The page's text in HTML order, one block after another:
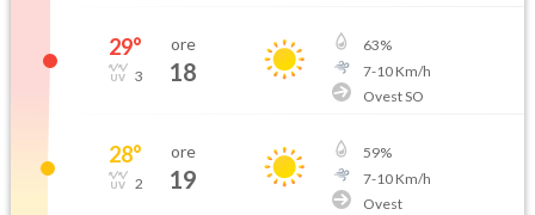
29°
3
ore
18
63%
7-10Km/h
Ovest SO
28°
2
ore
19
59%
7-10Km/h
Ovest